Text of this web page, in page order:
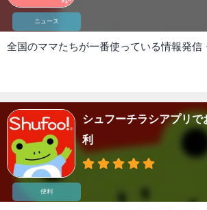
ニュース
全国のママたちが一番使っている情報発信
シュフーチラシアプリで
利
便利